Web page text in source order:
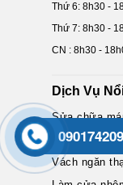
Thứ 6: 8h30 -
Thứ 7: 8h30 -
CN : 8h30 -
Dịch Vụ
Sửa chữa
Trần thạch
Vách ngăn